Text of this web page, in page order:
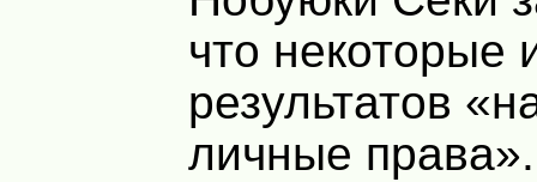
что некоторые
результатов
личные права».